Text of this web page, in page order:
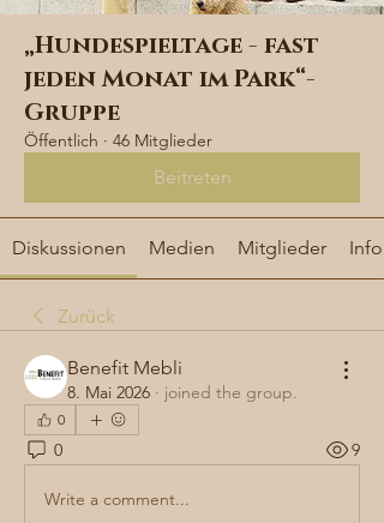
„Hundespieltage - fast
jeden Monat im Park“-
Gruppe
Öffentlich · 46 Mitglieder
Beitreten
Diskussionen Medien Mitglieder Info
Zurück
Benefit Mebli
8. Mai 2026 · joined the group.
0
0 9
Write a comment...